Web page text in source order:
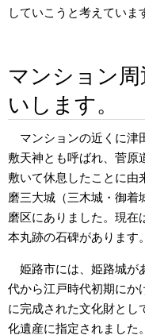
していこうと考えていま
マンション
いします。
マンションの近くに津
敷天神とも呼ばれ、菅原
敷いて休息したことに由
磨三大城（三木城・御着
磨区にありました。現在
本丸跡の石碑があります。
姫路市には、姫路城が
代から江戸時代初期にか
に完成された文化財とし
化遺産に指定されました